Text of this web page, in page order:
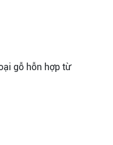
gỗ hỗn hợp từ